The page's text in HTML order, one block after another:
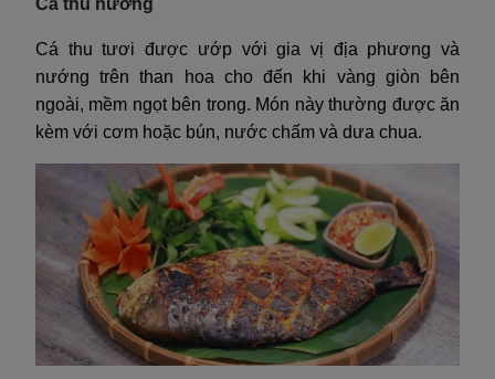
Cá thu nướng
Cá thu tươi được ướp với gia vị địa phương và
nướng trên than hoa cho đến khi vàng giòn bên
ngoài, mềm ngọt bên trong. Món này thường được ăn
kèm với cơm hoặc bún, nước chấm và dưa chua.